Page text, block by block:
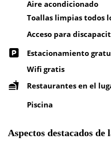
Aire acondicionado
Toallas limpias todos
Acceso para
Estacionamiento
Wifi gratis
Restaurantes en el
Piscina
Aspectos destacados de